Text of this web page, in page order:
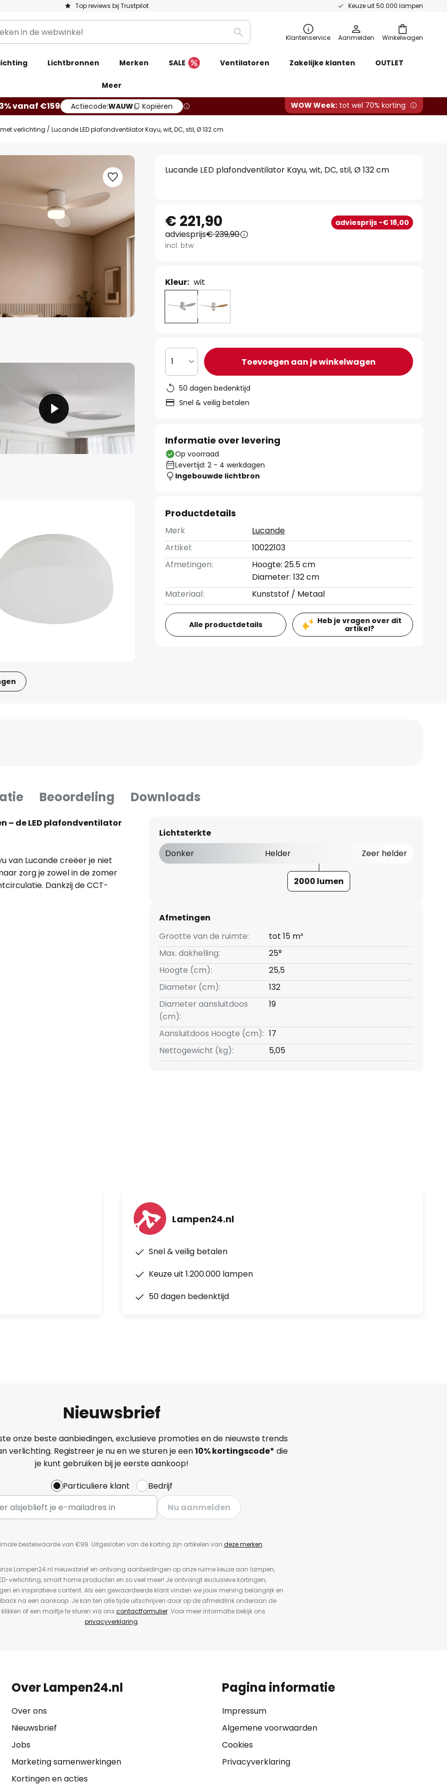
Top reviews bij Trustpilot Keuze uit 50.000 lampen
Winkelwagen
Zoeken Klantenservice Aanmelden
Lichtbronnen Merken SALE Ventilatoren Zakelijke klanten OUTLET
Meer
vanaf €159 Actiecode:WAUW Kopiëren WOW Week: tot wel 70% korting
verlichting Lucande LED plafondventilator Kayu, wit, DC, stil, Ø 132 cm
Lucande LED plafondventilator Kayu, wit, DC, stil, Ø 132 cm
€ 221,90 adviesprijs -€ 18,00
adviesprijs€ 239,90
incl. btw
Kleur: wit
1 Toevoegen aan je winkelwagen
50 dagen bedenktijd
Snel & veilig betalen
Informatie over levering
Op voorraad
Levertijd: 2 - 4 werkdagen
Ingebouwde lichtbron
Productdetails
Merk
Lucande
Artikel:
10022103
Afmetingen:
Hoogte: 25.5 cm
Diameter: 132 cm
Materiaal:
Kunststof / Metaal
Alle productdetails
Heb je vragen over dit
artikel?
Beoordeling Downloads
– de LED plafondventilator
van Lucande creëer je niet
zorg je zowel in de zomer
Dankzij de CCT-
in drie standen worden
kunnen de verschillende
worden
AAA NiCa-accu’s
Lichtsterkte
Donker
Helder Zeer helder
2000 lumen
Afmetingen
Grootte van de ruimte:
tot 15 m²
Max. dakhelling:
25°
Hoogte (cm):
25,5
Diameter (cm):
132
Diameter aansluitdoos
(cm):
19
Aansluitdoos Hoogte (cm): 17
Nettogewicht (kg):
5,05
Lampen24.nl
Snel & veilig betalen
Keuze uit 1.200.000 lampen
50 dagen bedenktijd
Nieuwsbrief
onze beste aanbiedingen, exclusieve promoties en de nieuwste trends
verlichting. Registreer je nu en we sturen je een10% kortingscode* die
je kunt gebruiken bij je eerste aankoop!
Particuliere klant
Bedrijf
Nu aanmelden
bestelwaarde van €99. Uitgesloten van de korting zijn artikelen van deze merken.
Lampen24.nl nieuwsbrief en ontvang aanbiedingen op onze ruime keuze aan lampen,
verlichting, smart home producten en zo veel meer! Je ontvangt exclusieve kortingen,
en inspiratieve content. Als een gewaardeerde klant vinden we jouw mening belangrijk en
na een aankoop. Je kan ten alle tijde uitschrijven door op de afmeldlink onderaan de
of een mailtje te sturen via ons contactformulier. Voor meer informatie bekijk ons
privacyverklaring.
Over Lampen24.nl
Over ons
Nieuwsbrief
Jobs
Marketing samenwerkingen
Kortingen en acties
Pagina informatie
Impressum
Algemene voorwaarden
Cookies
Privacyverklaring